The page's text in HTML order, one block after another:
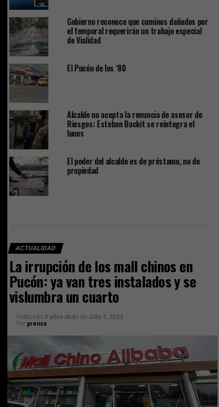
Gobierno reconoce que caminos dañados por
el temporal requerirán un trabajo especial
de Vialidad
El Pucón de los ‘80
Alcalde no acepta la renuncia de asesor de
Riesgos: Esteban Backit se reintegra el
lunes
El poder del alcalde es de préstamo, no de
propiedad
ACTUALIDAD
La irrupción de los mall chinos en
Pucón: ya van tres instalados y se
vislumbra un cuarto
Publicado 3 años atrás en Julio 5, 2023
Por prensa